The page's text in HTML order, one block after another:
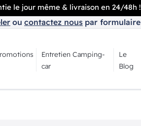
le jour même & livraison en 24/48h !
ou contactez nous par formulaire
Entretien Camping-
car
Le
Blog